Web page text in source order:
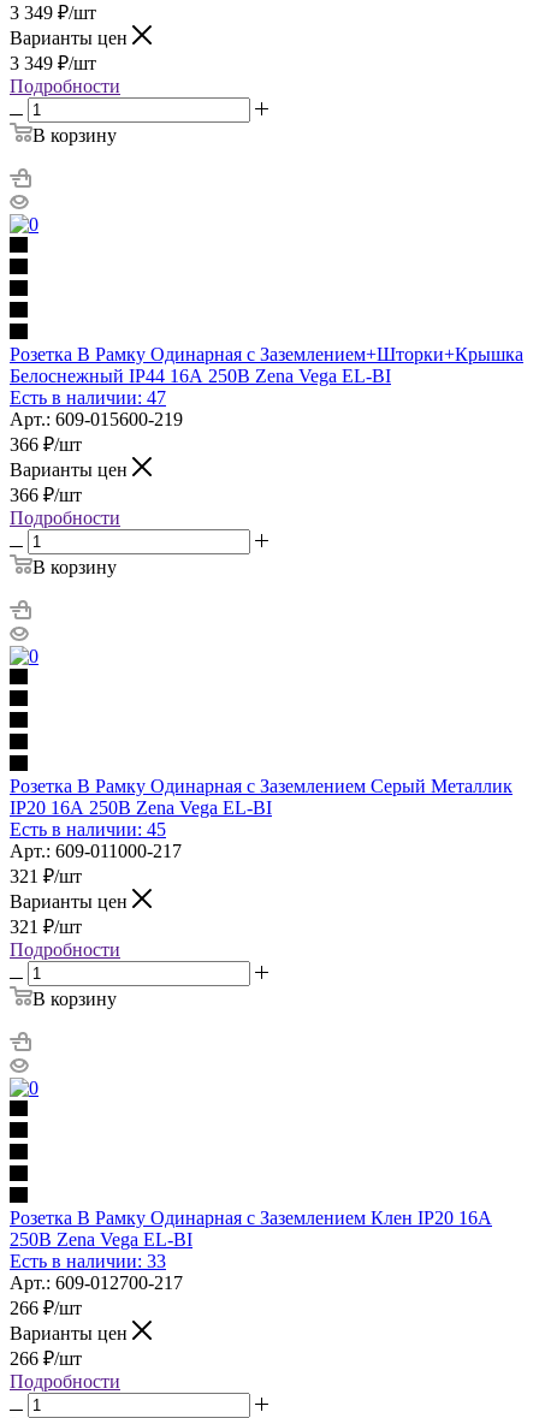
3 349 ₽/шт
Варианты цен
3 349 ₽/шт
Подробности
В корзину
Розетка В Рамку Одинарная с Заземлением+Шторки+Крышка
Белоснежный IP44 16А 250В Zena Vega EL-BI
Есть в наличии: 47
Арт.: 609-015600-219
366 ₽/шт
Варианты цен
366 ₽/шт
Подробности
В корзину
Розетка В Рамку Одинарная с Заземлением Серый Металлик
IP20 16А 250В Zena Vega EL-BI
Есть в наличии: 45
Арт.: 609-011000-217
321 ₽/шт
Варианты цен
321 ₽/шт
Подробности
В корзину
Розетка В Рамку Одинарная с Заземлением Клен IP20 16А
250В Zena Vega EL-BI
Есть в наличии: 33
Арт.: 609-012700-217
266 ₽/шт
Варианты цен
266 ₽/шт
Подробности